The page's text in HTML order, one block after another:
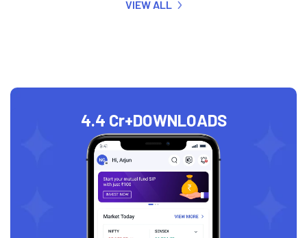
VIEW ALL
4.4 Cr+DOWNLOADS